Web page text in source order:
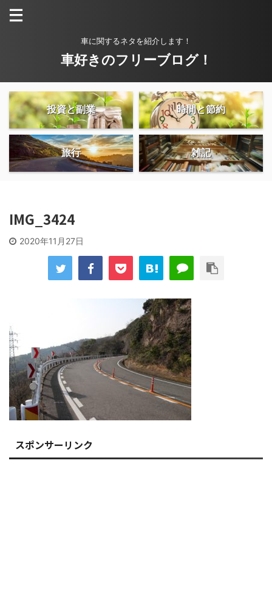
車に関するネタを紹介します！
車好きのフリーブログ！
投資と副業 時間と節約
旅行 雑記
IMG_3424
2020年11月27日
スポンサーリンク